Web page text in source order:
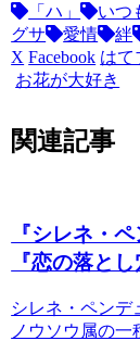
「ハ」
いつ
グサ
愛情 絆
X Facebook はて
お花が大好き
関連記事
『シレネ・
『恋の落と
シレネ・ペンデ
ノウソウ属の一